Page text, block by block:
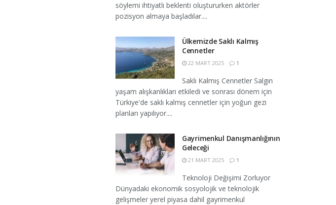
söylemi ihtiyatlı beklenti oluştururken aktörler
pozisyon almaya başladılar....
Ülkemizde Saklı Kalmış
Cennetler
22 MART 2025 1
Saklı Kalmış Cennetler Salgın
yaşam alışkanlıkları etkiledi ve sonrası dönem için
Türkiye'de saklı kalmış cennetler için yoğun gezi
planları yapılıyor....
Gayrimenkul Danışmanlığının
Geleceği
21 MART 2025 1
Teknoloji Değişimi Zorluyor
Dünyadaki ekonomik sosyolojik ve teknolojik
gelişmeler yerel piyasa dahil gayrimenkul